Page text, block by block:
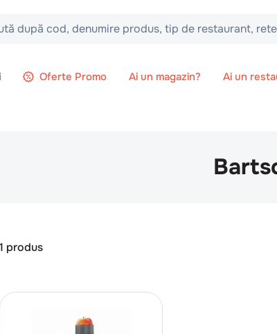
cod, denumire produs, tip de restaurant, retetă...
Oferte Promo Ai un magazin? Ai un
1 produs